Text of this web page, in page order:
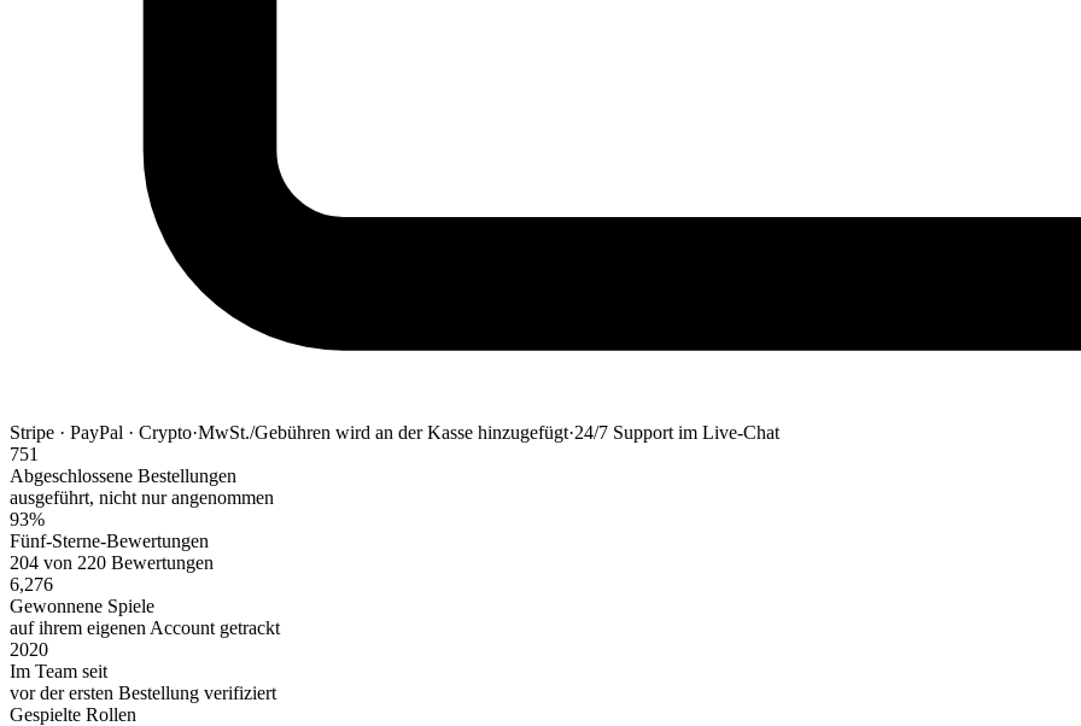
Stripe · PayPal · Crypto·MwSt./Gebühren wird an der Kasse hinzugefügt·24/7 Support im Live-Chat
751
Abgeschlossene Bestellungen
ausgeführt, nicht nur angenommen
93%
Fünf-Sterne-Bewertungen
204 von 220 Bewertungen
6,276
Gewonnene Spiele
auf ihrem eigenen Account getrackt
2020
Im Team seit
vor der ersten Bestellung verifiziert
Gespielte Rollen